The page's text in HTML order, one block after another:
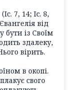
7, 14; Іс. 8,
від
бути із Своїм
здалеку,
вірить.
в окопі.
свого